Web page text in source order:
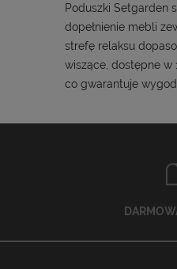
Poduszki Setgarden
dopełnienie mebli
strefę relaksu
wiszące, dostępne w
co gwarantuje